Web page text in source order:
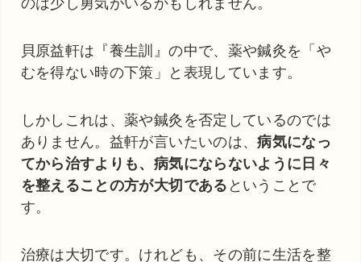
貝原益軒は『養生訓』の中で、薬や鍼灸を「や
むを得ない時の下策」と表現しています。
しかしこれは、薬や鍼灸を否定しているのでは
ありません。益軒が言いたいのは、病気になっ
てから治すよりも、病気にならないように日々
を整えることの方が大切である ということで
す。
治療は大切です。けれども、その前に生活を整